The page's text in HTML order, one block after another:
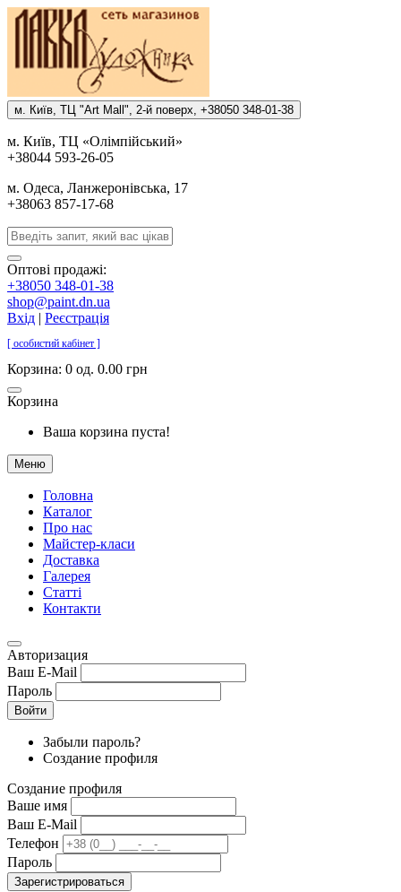
м. Киïв, ТЦ "Art Mall", 2-й поверх, +38050 348-01-38
м. Киïв, ТЦ «Олiмпiйський»
+38044 593-26-05
м. Одеса, Ланжеронiвська, 17
+38063 857-17-68
Оптові продажі:
+38050 348-01-38
shop@paint.dn.ua
Вхід | Реєстрація
[ особистий кабінет ]
Корзина: 0 од. 0.00 грн
Корзина
Ваша корзина пуста!
Меню
Головна
Каталог
Про нас
Майстер-класи
Доставка
Галерея
Статтi
Контакти
Авторизация
Ваш E-Mail
Пароль
Войти
Забыли пароль?
Создание профиля
Создание профиля
Ваше имя
Ваш E-Mail
Телефон
Пароль
Зарегистрироваться